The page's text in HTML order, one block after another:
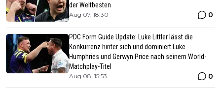
der Weltbesten
Aug 07, 18:30 0
PDC Form Guide Update: Luke Littler lässt die
Konkurrenz hinter sich und dominiert Luke
Humphries und Gerwyn Price nach seinem World-
Matchplay-Titel
Aug 08, 15:53 0